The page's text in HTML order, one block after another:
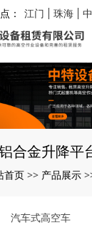
： 江门 珠海
合金升降平
首页 >> 产品展示
汽车式高空车